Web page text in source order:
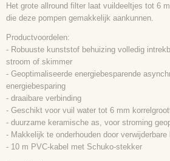
Het grote allround filter laat vuildeeltjes tot 6
die deze pompen gemakkelijk aankunnen.
Productvoordelen:
- Robuuste kunststof behuizing volledig
stroom of skimmer
- Geoptimaliseerde energiebesparende
energiebesparing
- draaibare verbinding
- Geschikt voor vuil water tot 6 mm
- duurzame keramische as, voor stroming
- Makkelijk te onderhouden door verwijderbare
- 10 m PVC-kabel met Schuko-stekker